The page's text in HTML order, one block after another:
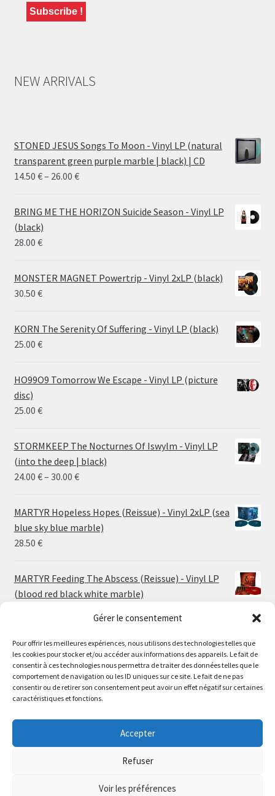
Gérer le consentement
Pour offrir les meilleures expériences, nous utilisons des technologies telles que
les cookies pour stocker et/ou accéder aux informations des appareils. Le fait de
consentir à ces technologies nous permettra de traiter des données telles que le
comportement de navigation ou les ID uniques sur ce site. Le fait de ne pas
consentir ou de retirer son consentement peut avoir un effet négatif sur certaines
caractéristiques et fonctions.
Accepter
Refuser
Voir les préférences
Le magasin de Lyon sera fermé du 30 juillet au 17 août
inclus. Les commandes seront expédiées à partir du 18
The physical record shop will be closed from july 30th to
august 17th included. Online orders will start shipping on
august 18th.
NEW ARRIVALS
STONED JESUS Songs To Moon - Vinyl LP (natural
transparent green purple marble | black) | CD
14.50 €– 26.00 €Price
14.50 €
BRING ME THE HORIZON Suicide Season - Vinyl LP
(black)
28.00 €
MONSTER MAGNET Powertrip - Vinyl 2xLP (black)
30.50 €
KORN The Serenity Of Suffering - Vinyl LP (black)
25.00 €
HO99O9 Tomorrow We Escape - Vinyl LP (picture
disc)
25.00 €
STORMKEEP The Nocturnes Of Iswylm - Vinyl LP
(into the deep | black)
24.00 €– 30.00 €Price
24.00 €
through
MARTYR Hopeless Hopes (Reissue) - Vinyl 2xLP (sea
blue sky blue marble)
28.50 €
MARTYR Feeding The Abscess (Reissue) - Vinyl LP
(blood red black white marble)
MARTYR Warp Zone (Reissue) - Vinyl LP (swamp
green orange marble)
23.00€